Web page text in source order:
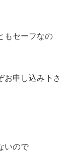
もセーフなの
お申し込み下さ
いので